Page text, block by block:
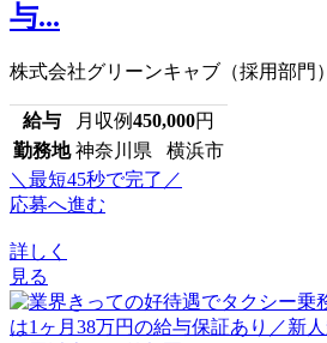
与...
株式会社グリーンキャブ（採用部門）
給与 月収例450,000円
勤務地 神奈川県 横浜市
＼最短45秒で完了／
応募へ進む
詳しく
見る